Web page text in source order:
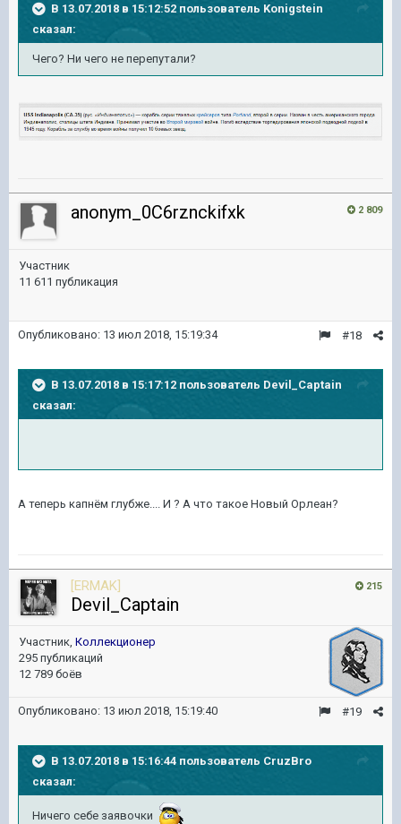
В 13.07.2018 в 15:12:52 пользователь Konigstein
сказал:
Чего? Ни чего не перепутали?
2 809
anonym_0C6rznckifxk
Участник
11 611 публикация
#18
Опубликовано: 13 июл 2018, 15:19:34
В 13.07.2018 в 15:17:12 пользователь Devil_Captain
сказал:
А теперь капнём глубже.... И ? А что такое Новый Орлеан?
215
[ERMAK]
Devil_Captain
Участник, Коллекционер
295 публикаций
12 789 боёв
#19
Опубликовано: 13 июл 2018, 15:19:40
В 13.07.2018 в 15:16:44 пользователь CruzBro
сказал:
Ничего себе заявочки